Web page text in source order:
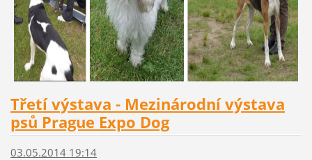
Třetí výstava - Mezinárodní výstava
psů Prague Expo Dog
03.05.2014 19:14